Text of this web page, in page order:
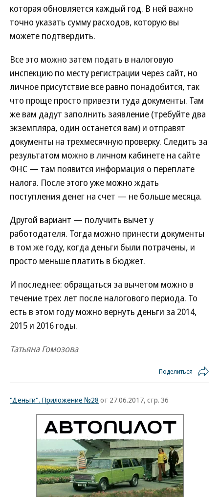
которая обновляется каждый год. В ней важно
точно указать сумму расходов, которую вы
можете подтвердить.
Все это можно затем подать в налоговую
инспекцию по месту регистрации через сайт, но
личное присутствие все равно понадобится, так
что проще просто привезти туда документы. Там
же вам дадут заполнить заявление (требуйте два
экземпляра, один останется вам) и отправят
документы на трехмесячную проверку. Следить за
результатом можно в личном кабинете на сайте
ФНС — там появится информация о переплате
налога. После этого уже можно ждать
поступления денег на счет — не больше месяца.
Другой вариант — получить вычет у
работодателя. Тогда можно принести документы
в том же году, когда деньги были потрачены, и
просто меньше платить в бюджет.
И последнее: обращаться за вычетом можно в
течение трех лет после налогового периода. То
есть в этом году можно вернуть деньги за 2014,
2015 и 2016 годы.
Татьяна Гомозова
Поделиться
"Деньги". Приложение №28 от 27.06.2017, стр. 36